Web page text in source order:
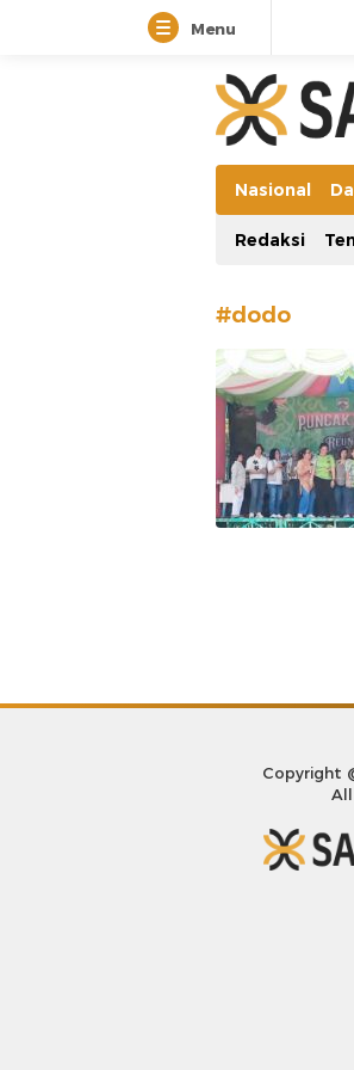
Menu
Manifestasi
Nasional
Redaksi
#dodo
Copyright